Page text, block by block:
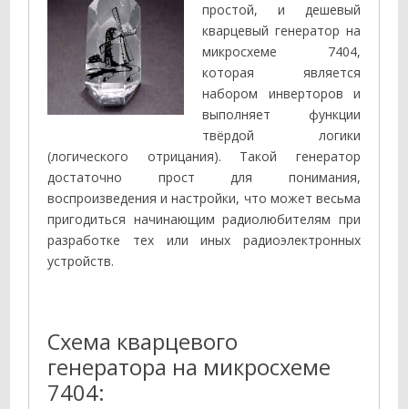
простой, и дешевый
кварцевый генератор на
микросхеме 7404,
которая является
набором инверторов и
выполняет функции
твёрдой логики
(логического отрицания). Такой генератор
достаточно прост для понимания,
воспроизведения и настройки, что может весьма
пригодиться начинающим радиолюбителям при
разработке тех или иных радиоэлектронных
устройств.
Схема кварцевого
генератора на микросхеме
7404: